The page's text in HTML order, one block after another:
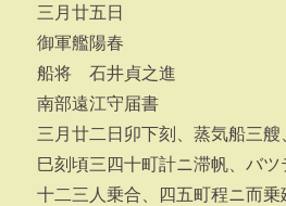
三月廿五日
御軍艦陽春
船将 石井貞之進
南部遠江守届書
三月廿二日卯下刻、蒸気船三艘
巳刻頃三四十町計ニ滞帆、バ
十二三人乗合、四五町程ニ而